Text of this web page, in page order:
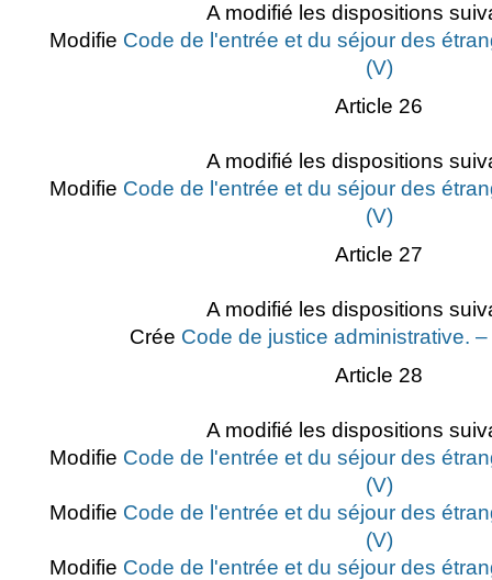
A modifié les dispositions
Modifie Code de l'entrée et du séjour des
(V)
Article 26
A modifié les dispositions
Modifie Code de l'entrée et du séjour des
(V)
Article 27
A modifié les dispositions
Crée Code de justice administrative.
Article 28
A modifié les dispositions
Modifie Code de l'entrée et du séjour des
(V)
Modifie Code de l'entrée et du séjour des
(V)
Modifie Code de l'entrée et du séjour des